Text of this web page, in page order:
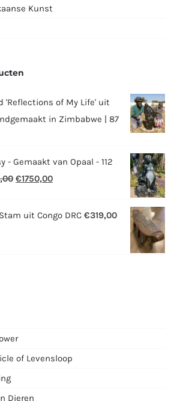
Kunst
'Reflections of My Life' uit
in Zimbabwe | 87
- Gemaakt van Opaal - 112
Oorspronkelijke
was:
€1750,00Huidige
is:
uit Congo DRC €319,00
of Levensloop
Dieren